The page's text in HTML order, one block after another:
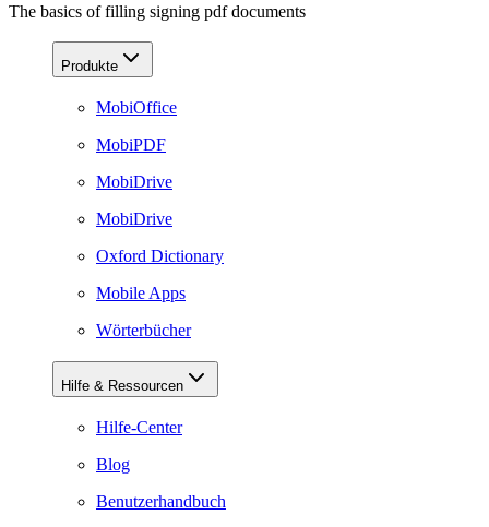
The basics of filling signing pdf documents
Produkte
MobiOffice
MobiPDF
MobiDrive
MobiDrive
Oxford Dictionary
Mobile Apps
Wörterbücher
Hilfe & Ressourcen
Hilfe-Center
Blog
Benutzerhandbuch